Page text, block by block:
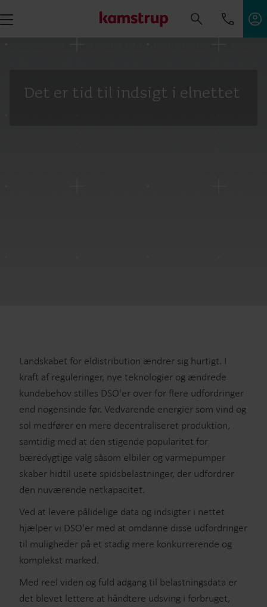
Det er tid til indsigt i elnettet
Landskabet for eldistribution ændrer sig hurtigt. I
kraft af reguleringer, nye teknologier og ændrede
kundebehov stilles DSO'er over for flere udfordringer
end nogensinde før. Vedvarende energier som vind og
sol medfører en mere decentraliseret produktion,
samtidig med at den stigende popularitet for
bæredygtige valg såsom elbiler og varmepumper
skaber hidtil usete spidsbelastninger, der udfordrer
den nuværende netkapacitet.
Ved at levere pålidelige data og indsigter i nettet
hjælper vi DSO'er med at omdanne disse udfordringer
til muligheder på et stadig mere konkurrerende og
komplekst marked.
Med reel viden og fuld adgang til belastningsdata er
det blevet lettere at håndtere udsving i forbruget,